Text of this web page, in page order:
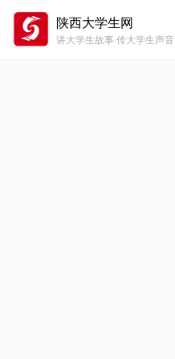
陕西大学生网
讲大学生故事·传大学生声音